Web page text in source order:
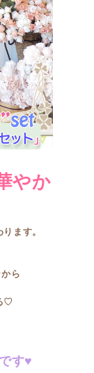
やか
ます。
ら
♡
す♥